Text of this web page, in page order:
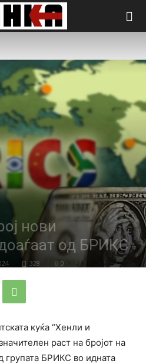
нови
од БРИКС
328 0
куќа “Хенли и
раст на бројот на
групата БРИКС во идната